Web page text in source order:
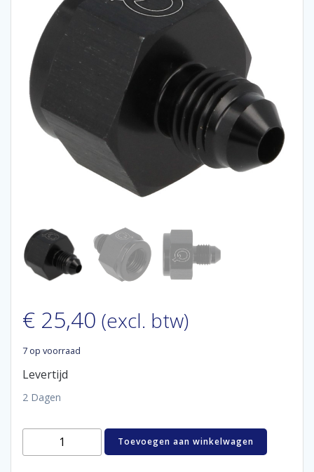
€ 25,40 (excl. btw)
7 op voorraad
Levertijd
2 Dagen
Reducer
Toevoegen aan winkelwagen